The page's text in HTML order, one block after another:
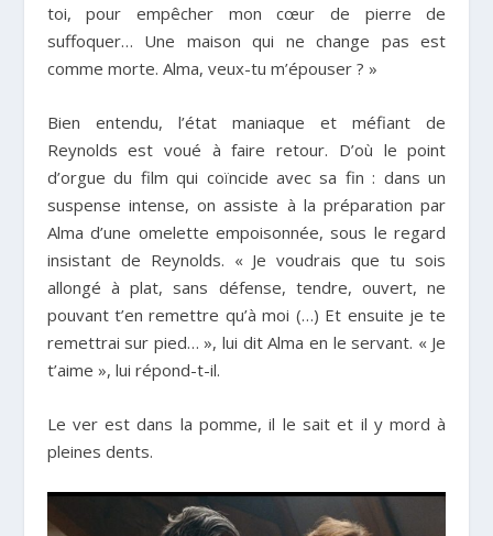
toi, pour empêcher mon cœur de pierre de
suffoquer… Une maison qui ne change pas est
comme morte. Alma, veux-tu m’épouser ? »
Bien entendu, l’état maniaque et méfiant de
Reynolds est voué à faire retour. D’où le point
d’orgue du film qui coïncide avec sa fin : dans un
suspense intense, on assiste à la préparation par
Alma d’une omelette empoisonnée, sous le regard
insistant de Reynolds. « Je voudrais que tu sois
allongé à plat, sans défense, tendre, ouvert, ne
pouvant t’en remettre qu’à moi (…) Et ensuite je te
remettrai sur pied… », lui dit Alma en le servant. « Je
t’aime », lui répond-t-il.
Le ver est dans la pomme, il le sait et il y mord à
pleines dents.